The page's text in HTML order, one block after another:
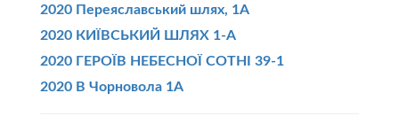
2020 Переяславський шлях, 1А
2020 КИЇВСЬКИЙ ШЛЯХ 1-А
2020 ГЕРОЇВ НЕБЕСНОЇ СОТНІ 39-1
2020 В Чорновола 1А